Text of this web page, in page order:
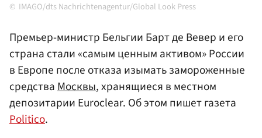
IMAGO/dts Nachrichtenagentur/Global Look Press
Премьер-министр Бельгии Барт де Вевер и его
страна стали «самым ценным активом» России
в Европе после отказа изымать замороженные
средстваМосквы, хранящиеся в местном
депозитарии Euroclear. Об этом пишет газета
Politico.